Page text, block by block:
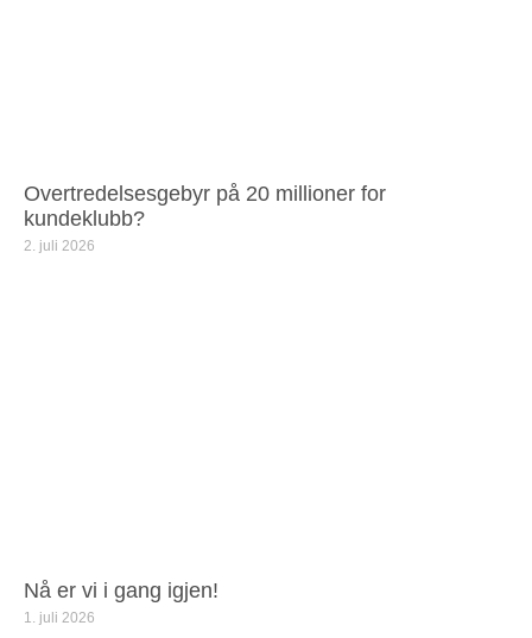
Overtredelsesgebyr på 20 millioner for
kundeklubb?
2. juli 2026
Nå er vi i gang igjen!
1. juli 2026